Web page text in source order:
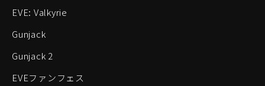
EVE: Valkyrie
Gunjack
Gunjack 2
EVEファンフェス